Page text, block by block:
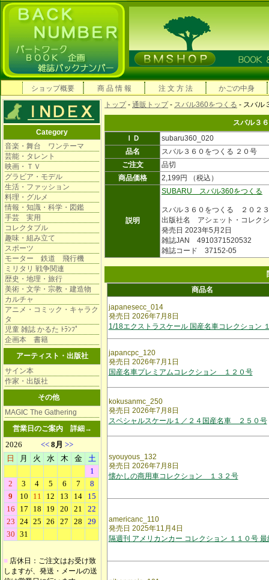
ショップ概要 商 品 情 報 注 文 方 法 かごの中身
Category
音楽・舞台 ワンテーマ
芸能・タレント
映画・ＴＶ
グラビア・モデル
生活・ファッション
料理・グルメ
情報・知識・科学・図鑑
手芸 実用
コレクタブル
趣味・組み立て
スポーツ
モーター 鉄道 飛行機
ミリタリ 戦争関連
歴史・地理・旅行
美術・文学・宗教・建造物
カルチャ
アニメ・コミック・キャラク
タ
児童 雑誌 かるた ﾄﾗﾝﾌﾟ
企画本 書籍
アーティスト・出版社
サイン本
作家・出版社
その他
MAGIC The Gathering
営業日のご案内 詳細→
■ 店休日：ご注文はお受け致
しますが、発送・メールの送
トップ- 通販トップ- スバル360をつくる - スバル
スバル３
ＩＤ
subaru360_020
品名
スバル３６０をつくる ２０号
ご注文
品切
商品価格
2,199円 （税込）
説明
SUBARU スバル360をつくる
スバル３６０をつくる ２０２
出版社名 アシェット・コレク
発売日 2023年5月2日
雑誌JAN 4910371520532
雑誌コード 37152-05
商品名
japanesecc_014
発売日 2026年7月8日
1/18エクストラスケール 国産名車コレクション
japancpc_120
発売日 2026年7月1日
国産名車プレミアムコレクション １２０号
kokusanmc_250
発売日 2026年7月8日
スペシャルスケール１／２４国産名車 ２５０号
syouyous_132
発売日 2026年7月8日
懐かしの商用車コレクション １３２号
americanc_110
発売日 2025年11月4日
隔週刊 アメリカンカー コレクション １１０号 最